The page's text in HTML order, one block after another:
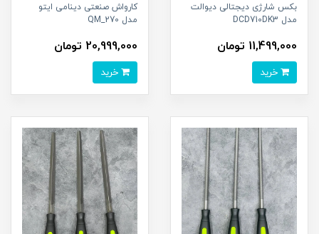
بکس شارژی دیجتالی دیوالت
مدل DCD710DK3
11,499,000 تومان
کارواش صنعتی دینامی ایتو
مدل QM_270
20,999,000 تومان